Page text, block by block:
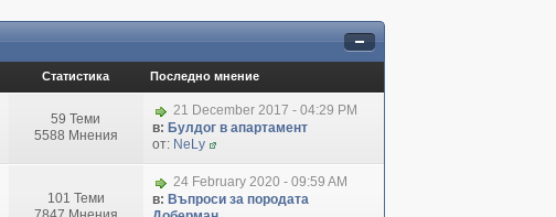
Статистика Последно мнение
59 Теми
5588 Мнения
21 December 2017 - 04:29 PM
в: Булдог в апартамент
от: NeLy
101 Теми
24 February 2020 - 09:59 AM
в: Въпроси за породата